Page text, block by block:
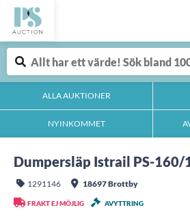
ALLA AUKTIONER
NYINKOMMET
Dumpersläp Istrail PS-160/
1291146 18697 Brottby
FRAKT EJ MÖJLIG AVYTTRING